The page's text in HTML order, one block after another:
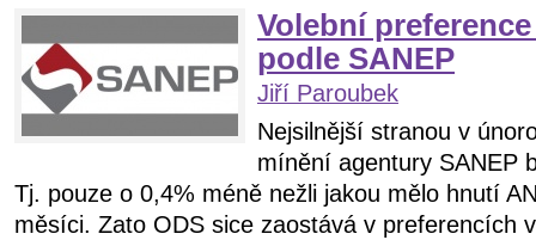
Volební
podle SANEP
Jiří Paroubek
Nejsilnější stranou v
mínění agentury SANEP
Tj. pouze o 0,4% méně nežli jakou mělo hnutí
měsíci. Zato ODS sice zaostává v preferencích